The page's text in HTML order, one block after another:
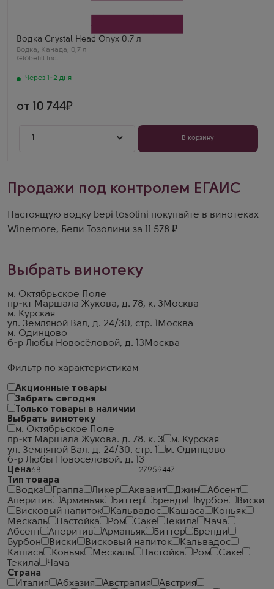
Фильтр по характеристикам
Акционные товары
Забрать сегодня
Только товары в наличии
Выбрать винотеку
м. Октябрьское Поле
пр-кт Маршала Жукова. д. 78. к. 3
м. Курская
ул. Земляной Вал. д. 24/30. стр. 1
м. Одинцово
б-р Любы Новосёловой. д. 13
Цена
Тип товара
Водка
Граппа Ликер Аквавит Джин
Абсент
Аперитив
Арманьяк Биттер Бренди Бурбон
Виски
Висковый напиток
Кальвадос Кашаса
Коньяк
Мескаль
Настойка Ром Саке Текила
Чача
Абсент
Аперитив Арманьяк Биттер
Бренди
Бурбон
Виски Висковый напиток
Кальвадос
Кашаса
Коньяк Мескаль Настойка Ром
Саке
Текила
Чача
Страна
Италия
Абхазия Австралия
Австрия
Водка Crystal Head Onyx 0.7 л
Водка, Канада, 0,7 л
Globefill Inc.
Через 1-2 дня
от 10 744
1 В корзину
Продажи под контролем ЕГАИС
Настоящую водку bepi tosolini покупайте в винотеках
Winemore, Бепи Тозолини за 11 578 ₽
Выбрать винотеку
м. Октябрьское Поле
пр-кт Маршала Жукова, д. 78, к. 3 Москва
м. Курская
ул. Земляной Вал, д. 24/30, стр. 1
Москва
м. Одинцово
б-р Любы Новосёловой, д. 13 Москва